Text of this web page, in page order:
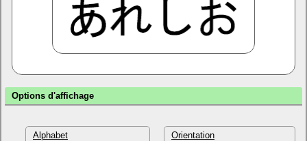
Options d'affichage
Alphabet Orientation